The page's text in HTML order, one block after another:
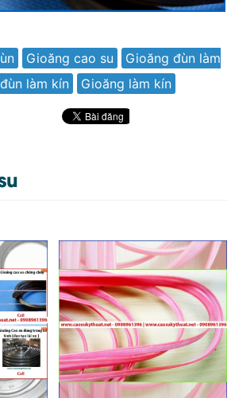
Gioăng cao su
Gioăng đùn làm
làm kín Gioăng làm kín